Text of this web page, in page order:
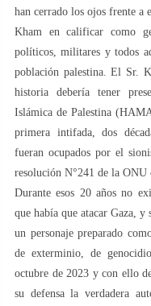
han cerrado los ojos frente a
Kham en calificar como
políticos, militares y todos
población palestina. El Sr.
historia debería tener
Islámica de Palestina
primera intifada, dos
fueran ocupados por el
resolución N°241 de la ONU
Durante esos 20 años no
que había que atacar Gaza, y
un personaje preparado
de exterminio, de
octubre de 2023 y con ello
su defensa la verdadera